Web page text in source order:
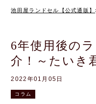
池田屋ランドセル【公式通販】
6年使用後の
介！～たいき
2022年01月05日
コラム